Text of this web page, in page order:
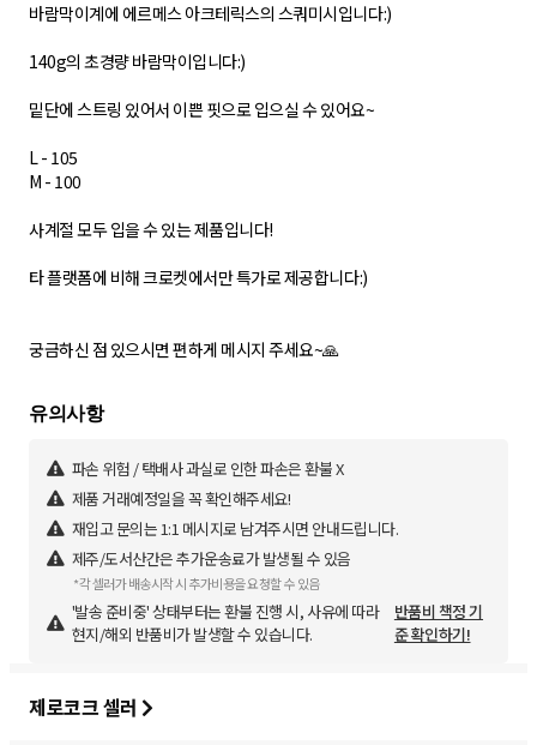
바람막이계에 에르메스 아크테릭스의 스쿼미시입니다:)
140g의 초경량 바람막이입니다:)
밑단에 스트링 있어서 이쁜 핏으로 입으실 수 있어요~
L - 105
M - 100
사계절 모두 입을 수 있는 제품입니다!
타 플랫폼에 비해 크로켓에서만 특가로 제공합니다:)
궁금하신 점 있으시면 편하게 메시지 주세요~🙏
유의사항
파손 위험 / 택배사 과실로 인한 파손은 환불 X
제품 거래예정일을 꼭 확인해주세요!
재입고 문의는 1:1 메시지로 남겨주시면 안내드립니다.
제주/도서산간은 추가운송료가 발생될 수 있음
*각 셀러가 배송시작 시 추가비용을 요청할 수 있음
'발송 준비중' 상태부터는 환불 진행 시, 사유에 따라
현지/해외 반품비가 발생할 수 있습니다.
반품비 책정 기
준 확인하기!
제로코크 셀러